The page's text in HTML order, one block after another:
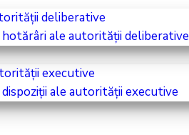
deliberative
ale autorității deliberative
executive
ale autorității executive